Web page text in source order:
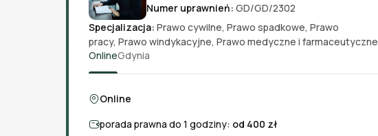
Numer uprawnień: GD/GD/2302
Specjalizacja: Prawo cywilne, Prawo spadkowe, Prawo
pracy, Prawo windykacyjne, Prawo medyczne i farmaceutyczne
OnlineGdynia
Online
porada prawna do 1 godziny: od 400 zł